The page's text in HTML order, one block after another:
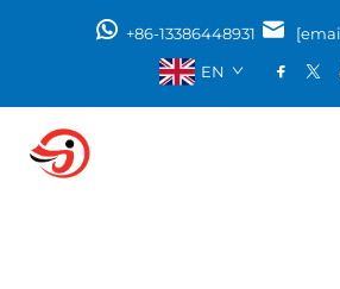
+86-13386448931
EN